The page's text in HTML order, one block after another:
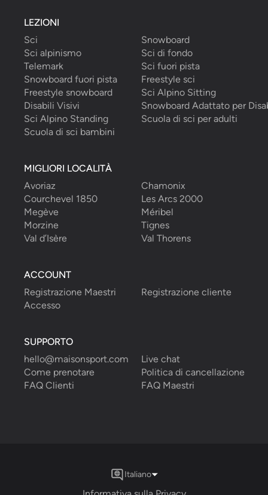
LEZIONI
Sci
Snowboard
Sci alpinismo
Sci di fondo
Telemark
Sci fuori pista
Snowboard fuori pista
Freestyle sci
Freestyle snowboard
Sci Alpino Sitting
Disabili Visivi
Snowboard Adattato per
Sci Alpino Standing
Scuola di sci per adulti
Scuola di sci bambini
MIGLIORI LOCALITÀ
Avoriaz
Chamonix
Courchevel 1850
Les Arcs 2000
Megève
Méribel
Morzine
Tignes
Val d’Isère
Val Thorens
ACCOUNT
Registrazione Maestri
Registrazione cliente
Accesso
SUPPORTO
hello@maisonsport.com
Live chat
Come prenotare
Politica di cancellazione
FAQ Clienti
FAQ Maestri
Italiano